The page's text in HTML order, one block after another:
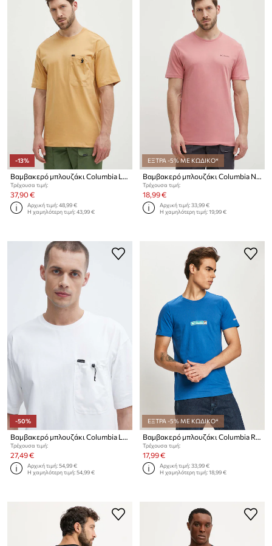
-13%
Βαμβακερό μπλουζάκι Columbia Landroamer
Τρέχουσα τιμή:
37,90 €
Αρχική τιμή:48,99 €
Η χαμηλότερη τιμή:43,99 €
ΕΞΤΡΑ -5% ΜΕ ΚΩΔΙΚΟ*
Βαμβακερό μπλουζάκι Columbia North Cascades
Τρέχουσα τιμή:
18,99 €
Αρχική τιμή:33,99 €
Η χαμηλότερη τιμή:19,99 €
-50%
Τρέχουσα τιμή:
27,49 €
Αρχική τιμή:54,99 €
Η χαμηλότερη τιμή:54,99 €
ΕΞΤΡΑ -5% ΜΕ ΚΩΔΙΚΟ*
Τρέχουσα τιμή:
17,99 €
Αρχική τιμή:33,99 €
Η χαμηλότερη τιμή:18,99 €